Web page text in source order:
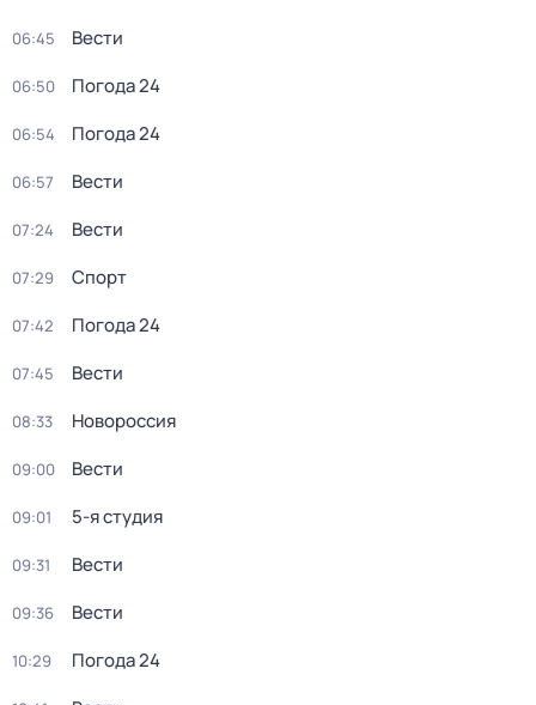
06:45 Вести
06:50 Погода 24
06:54 Погода 24
06:57 Вести
07:24 Вести
07:29 Спорт
07:42 Погода 24
07:45 Вести
08:33 Новороссия
09:00 Вести
09:01 5-я студия
09:31 Вести
09:36 Вести
10:29 Погода 24